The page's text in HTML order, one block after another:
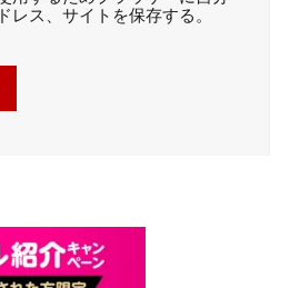
レス、サイトを保存する。